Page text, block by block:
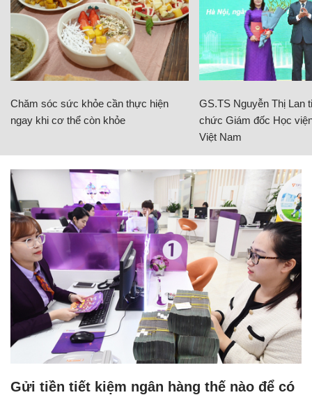
Chăm sóc sức khỏe cần thực hiện
ngay khi cơ thể còn khỏe
GS.TS Nguyễn Thị Lan
chức Giám đốc Học
Việt Nam
Gửi tiền tiết kiệm ngân hàng thế nào để có